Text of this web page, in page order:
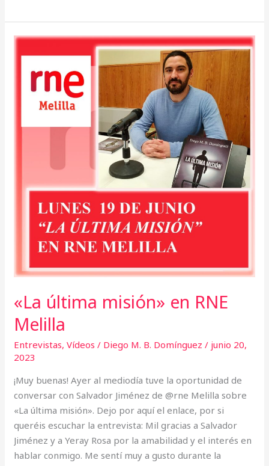
«La última misión» en RNE
Melilla
Entrevistas,Vídeos / Diego M. B. Domínguez/ junio 20,
2023
¡Muy buenas! Ayer al mediodía tuve la oportunidad de
conversar con Salvador Jiménez de @rne Melilla sobre
«La última misión». Dejo por aquí el enlace, por si
queréis escuchar la entrevista: Mil gracias a Salvador
Jiménez y a Yeray Rosa por la amabilidad y el interés en
hablar conmigo. Me sentí muy a gusto durante la
«La
última
misión»